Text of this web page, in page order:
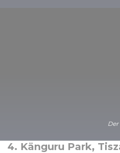
Der
Die herrliche Aussicht auf den
Aussichtspunkten genossen
Aussichtspunkte Fattyúszerkő
(Rohrdommel) können vom
lohnt sich also, ein Motorboot,
nehmen, denn aus der
von 9 Metern, kann man die
Theiß-See genießen. Im Jahr
außerdem zum Aussichtspunkt
4. Känguru Park,